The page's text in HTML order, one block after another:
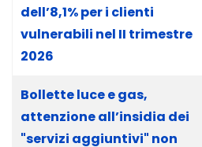
dell’8,1% per i clienti
vulnerabili nel II trimestre
2026
Bollette luce e gas,
attenzione all’insidia dei
"servizi aggiuntivi" non